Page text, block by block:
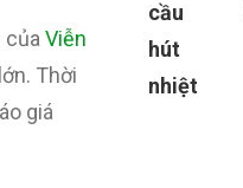
của Viễn
Thời
giá